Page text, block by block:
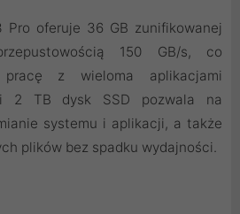
Pro oferuje 36 GB zunifikowanej
150 GB/s, co
pracę z wieloma aplikacjami
2 TB dysk SSD pozwala na
systemu i aplikacji, a także
plików bez spadku wydajności.